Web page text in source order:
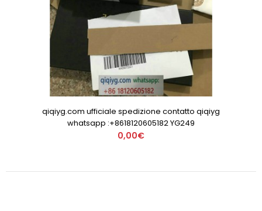
qiqiyg.com ufficiale spedizione contatto qiqiyg
whatsapp :+8618120605182 YG249
0,00€